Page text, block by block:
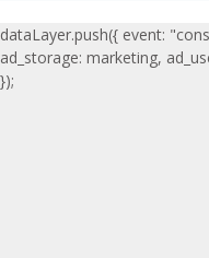
dataLayer.push({ event:
ad_storage: marketing,
});